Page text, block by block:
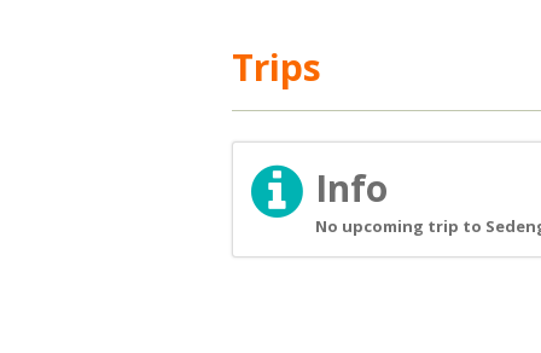
Trips
Info
No upcoming trip to